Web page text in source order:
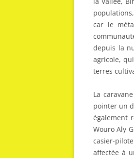
car le
depuis la
agricole,
terres
La
pointer un
également
Wouro Aly
casier-
affectée à